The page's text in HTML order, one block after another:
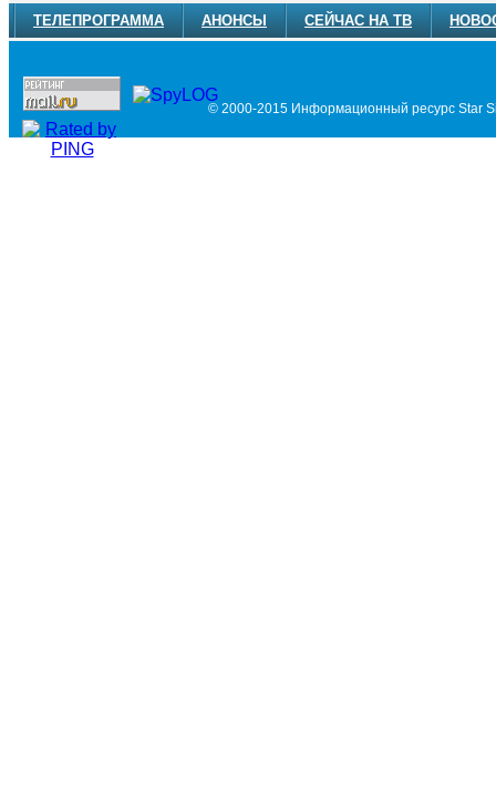
ТЕЛЕПРОГРАММА АНОНСЫ СЕЙЧАС НА ТВ
© 2000-2015 Информационный ресурс Star